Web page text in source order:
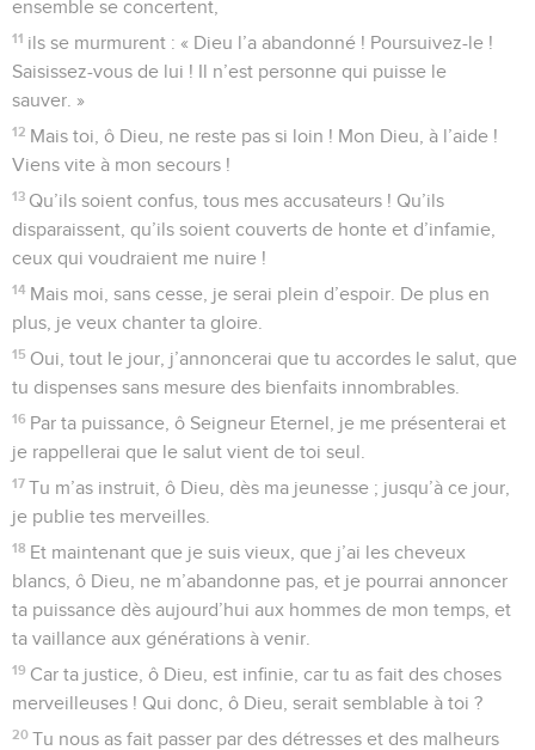
ensemble se concertent,
11 ils se murmurent : « Dieu l’a abandonné ! Poursuivez-le !
Saisissez-vous de lui ! Il n’est personne qui puisse le
sauver. »
12 Mais toi, ô Dieu, ne reste pas si loin ! Mon Dieu, à l’aide !
Viens vite à mon secours !
13 Qu’ils soient confus, tous mes accusateurs ! Qu’ils
disparaissent, qu’ils soient couverts de honte et d’infamie,
ceux qui voudraient me nuire !
14 Mais moi, sans cesse, je serai plein d’espoir. De plus en
plus, je veux chanter ta gloire.
15 Oui, tout le jour, j’annoncerai que tu accordes le salut, que
tu dispenses sans mesure des bienfaits innombrables.
16 Par ta puissance, ô Seigneur Eternel, je me présenterai et
je rappellerai que le salut vient de toi seul.
17 Tu m’as instruit, ô Dieu, dès ma jeunesse ; jusqu’à ce jour,
je publie tes merveilles.
18 Et maintenant que je suis vieux, que j’ai les cheveux
blancs, ô Dieu, ne m’abandonne pas, et je pourrai annoncer
ta puissance dès aujourd’hui aux hommes de mon temps, et
ta vaillance aux générations à venir.
19 Car ta justice, ô Dieu, est infinie, car tu as fait des choses
merveilleuses ! Qui donc, ô Dieu, serait semblable à toi ?
20 Tu nous as fait passer par des détresses et des malheurs